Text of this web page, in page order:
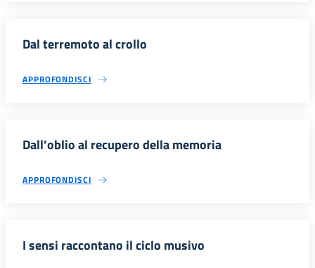
Dal terremoto al crollo
APPROFONDISCI
Dall’oblio al recupero della memoria
APPROFONDISCI
I sensi raccontano il ciclo musivo